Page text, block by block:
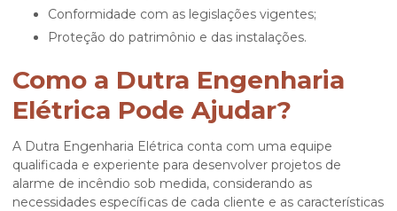
Conformidade com as legislações vigentes;
Proteção do patrimônio e das instalações.
Como a Dutra Engenharia
Elétrica Pode Ajudar?
A Dutra Engenharia Elétrica conta com uma equipe
qualificada e experiente para desenvolver projetos de
alarme de incêndio sob medida, considerando as
necessidades específicas de cada cliente e as características